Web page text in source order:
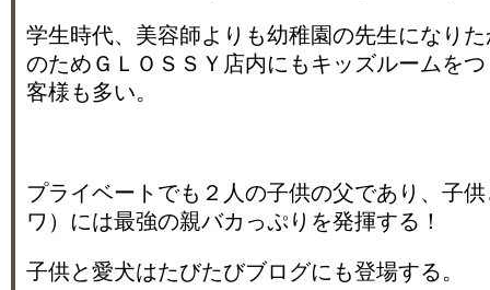
学生時代、美容師よりも幼稚園の先生になり
のためＧＬＯＳＳＹ店内にもキッズルームを
客様も多い。
プライベートでも２人の子供の父であり、子
ワ）には最強の親バカっぷりを発揮する！
子供と愛犬はたびたびブログにも登場する。